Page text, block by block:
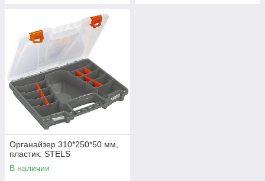
Органайзер 310*250*50 мм,
пластик. STELS
В наличии